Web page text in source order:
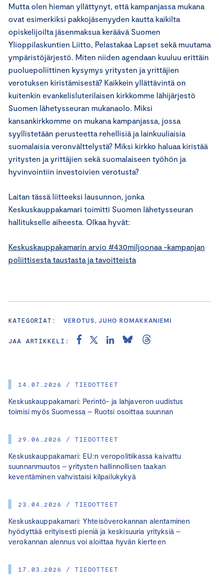
14.07.2026 / TIEDOTTEET
Keskuskauppakamari: Perintö- ja lahjaveron uudistus
toimisi myös Suomessa – Ruotsi osoittaa suunnan
29.06.2026 / TIEDOTTEET
Keskuskauppakamari: EU:n veropolitiikassa kaivattu
suunnanmuutos – yritysten hallinnollisen taakan
keventäminen vahvistaisi kilpailukykyä
23.04.2026 / TIEDOTTEET
Keskuskauppakamari: Yhteisöverokannan alentaminen
hyödyttää erityisesti pieniä ja keskisuuria yrityksiä –
verokannan alennus voi aloittaa hyvän kierteen
17.03.2026 / TIEDOTTEET
Mutta olen hieman yllättynyt, että kampanjassa mukana
ovat esimerkiksi pakkojäsenyyden kautta kaikilta
opiskelijoilta jäsenmaksua keräävä Suomen
Ylioppilaskuntien Liitto, Pelastakaa Lapset sekä muutama
ympäristöjärjestö. Miten niiden agendaan kuuluu erittäin
puoluepoliittinen kysymys yritysten ja yrittäjien
verotuksen kiristämisestä? Kaikkein yllättävintä on
kuitenkin evankelisluterilaisen kirkkomme lähijärjestö
Suomen lähetysseuran mukanaolo. Miksi
kansankirkkomme on mukana kampanjassa, jossa
syyllistetään perusteetta rehellisiä ja lainkuuliaisia
suomalaisia veronvälttelystä? Miksi kirkko haluaa kiristää
yritysten ja yrittäjien sekä suomalaiseen työhön ja
hyvinvointiin investoivien verotusta?
Laitan tässä liitteeksi lausunnon, jonka
Keskuskauppakamari toimitti Suomen lähetysseuran
hallitukselle aiheesta. Olkaa hyvät:
Keskuskauppakamarin arvio #430miljoonaa -kampanjan
poliittisesta taustasta ja tavoitteista
KATEGORIAT: VEROTUS, JUHO ROMAKKANIEMI
JAA ARTIKKELI: